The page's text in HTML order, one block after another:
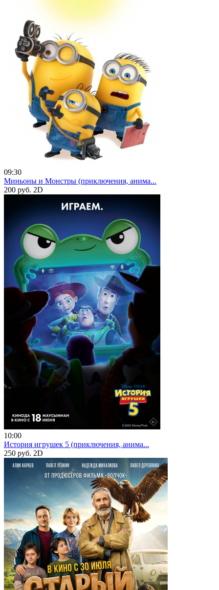
09:30
Миньоны и Монстры (приключения, анима...
200 руб. 2D
10:00
История игрушек 5 (приключения, анима...
250 руб. 2D